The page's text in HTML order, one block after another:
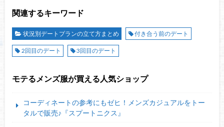
関連するキーワード
状況別デートプランの立て方まとめ 付き合う前のデート
2回目のデート 3回目のデート
モテるメンズ服が買える人気ショップ
コーディネートの参考にもゼヒ！メンズカジュアルをトー
タルで販売♪『スプートニクス』